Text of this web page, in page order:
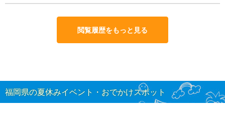
閲覧履歴をもっと見る
福岡県の夏休みイベント・おでかけスポット